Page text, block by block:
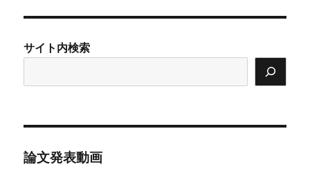
ン
サイト内検索
論文発表動画